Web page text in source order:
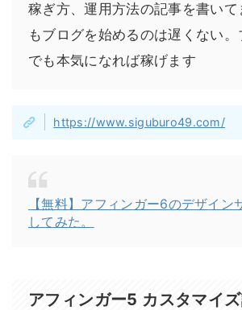
稼ぎ方、運用方法の記事を書い
もブログを始めるのは遅くない
でも本気になれば稼げます
https://www.siguburo49.com/
【無料】アフィンガー6のデザイン
してみた。
アフィンガー5 カスタマイ